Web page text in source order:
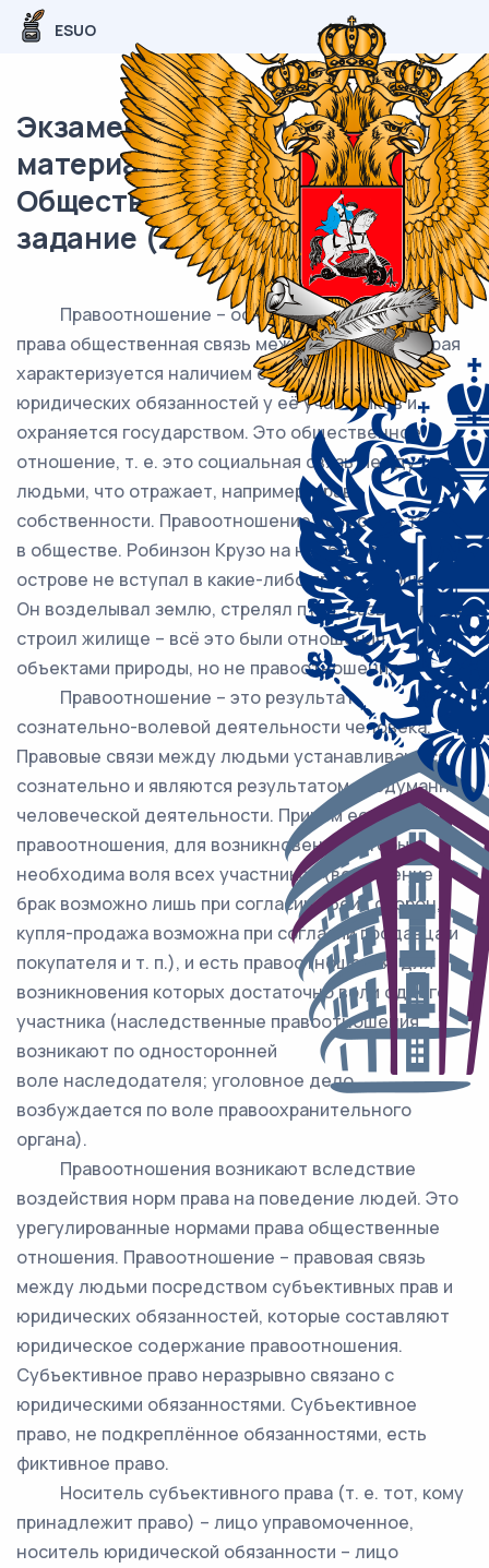
ESUO
Экзаменационный (типовой)
материал ЕГЭ /
Обществознание / 17-20
задание (24) / 66
Правоотношение – основанная на нормах
права общественная связь между лицами, которая
характеризуется наличием субъективных прав и
юридических обязанностей у её участников и
охраняется государством. Это общественное
отношение, т. е. это социальная связь между
людьми, что отражает, например, право
собственности. Правоотношение возможно только
в обществе. Робинзон Крузо на необитаемом
острове не вступал в какие-либо правоотношения.
Он возделывал землю, стрелял птиц, разводил коз,
строил жилище – всё это были отношения с
объектами природы, но не правоотношения.
Правоотношение – это результат
сознательно-волевой деятельности человека.
Правовые связи между людьми устанавливаются
сознательно и являются результатом продуманной
человеческой деятельности. Причём есть
правоотношения, для возникновения которых
необходима воля всех участников (вступление в
брак возможно лишь при согласии обеих сторон,
купля-продажа возможна при согласии продавца и
покупателя и т. п.), и есть правоотношения, для
возникновения которых достаточно воли одного
участника (наследственные правоотношения
возникают по односторонней
воле наследодателя; уголовное дело
возбуждается по воле правоохранительного
органа).
Правоотношения возникают вследствие
воздействия норм права на поведение людей. Это
урегулированные нормами права общественные
отношения. Правоотношение – правовая связь
между людьми посредством субъективных прав и
юридических обязанностей, которые составляют
юридическое содержание правоотношения.
Субъективное право неразрывно связано с
юридическими обязанностями. Субъективное
право, не подкреплённое обязанностями, есть
фиктивное право.
Носитель субъективного права (т. е. тот, кому
принадлежит право) – лицо управомоченное,
носитель юридической обязанности – лицо